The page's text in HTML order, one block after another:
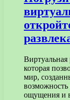
Виртуальная
которая
мир,
возможность
ощущения и